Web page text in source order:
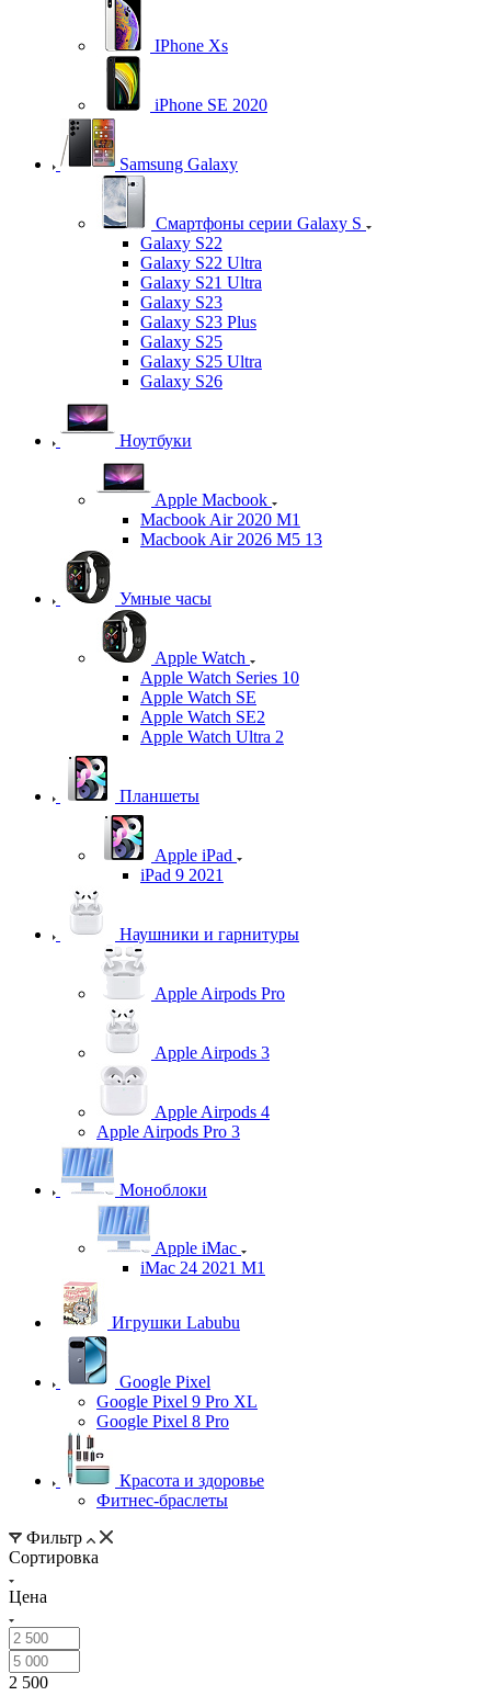
IPhone Xs
iPhone SE 2020
Samsung Galaxy
Смартфоны серии Galaxy S
Galaxy S22
Galaxy S22 Ultra
Galaxy S21 Ultra
Galaxy S23
Galaxy S23 Plus
Galaxy S25
Galaxy S25 Ultra
Galaxy S26
Ноутбуки
Apple Macbook
Macbook Air 2020 M1
Macbook Air 2026 M5 13
Умные часы
Apple Watch
Apple Watch Series 10
Apple Watch SE
Apple Watch SE2
Apple Watch Ultra 2
Планшеты
Apple iPad
iPad 9 2021
Наушники и гарнитуры
Apple Airpods Pro
Apple Airpods 3
Apple Airpods 4
Apple Airpods Pro 3
Моноблоки
Apple iMac
iMac 24 2021 M1
Игрушки Labubu
Google Pixel
Google Pixel 9 Pro XL
Google Pixel 8 Pro
Красота и здоровье
Фитнес-браслеты
Фильтр
Сортировка
Цена
2 500